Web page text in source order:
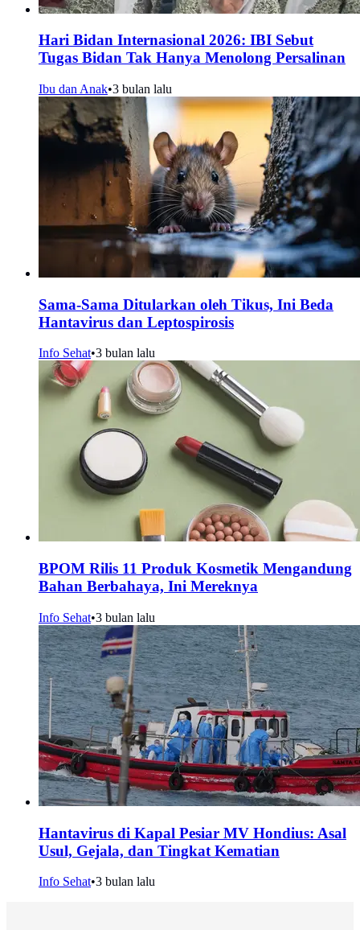
Hari Bidan Internasional 2026: IBI Sebut
Tugas Bidan Tak Hanya Menolong Persalinan
Ibu dan Anak•3 bulan lalu
Sama-Sama Ditularkan oleh Tikus, Ini Beda
Hantavirus dan Leptospirosis
Info Sehat•3 bulan lalu
BPOM Rilis 11 Produk Kosmetik Mengandung
Bahan Berbahaya, Ini Mereknya
Info Sehat•3 bulan lalu
Hantavirus di Kapal Pesiar MV Hondius: Asal
Usul, Gejala, dan Tingkat Kematian
Info Sehat•3 bulan lalu